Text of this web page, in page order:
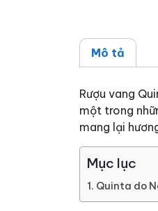
Mô tả
Rượu vang
một trong
mang lại
Mục lục
Quinta do